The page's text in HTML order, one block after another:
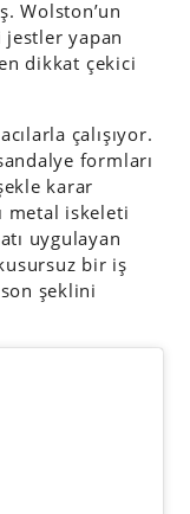
Wolston’un
jestler yapan
dikkat çekici
çalışıyor.
formları
karar
metal iskeleti
uygulayan
bir iş
son şeklini